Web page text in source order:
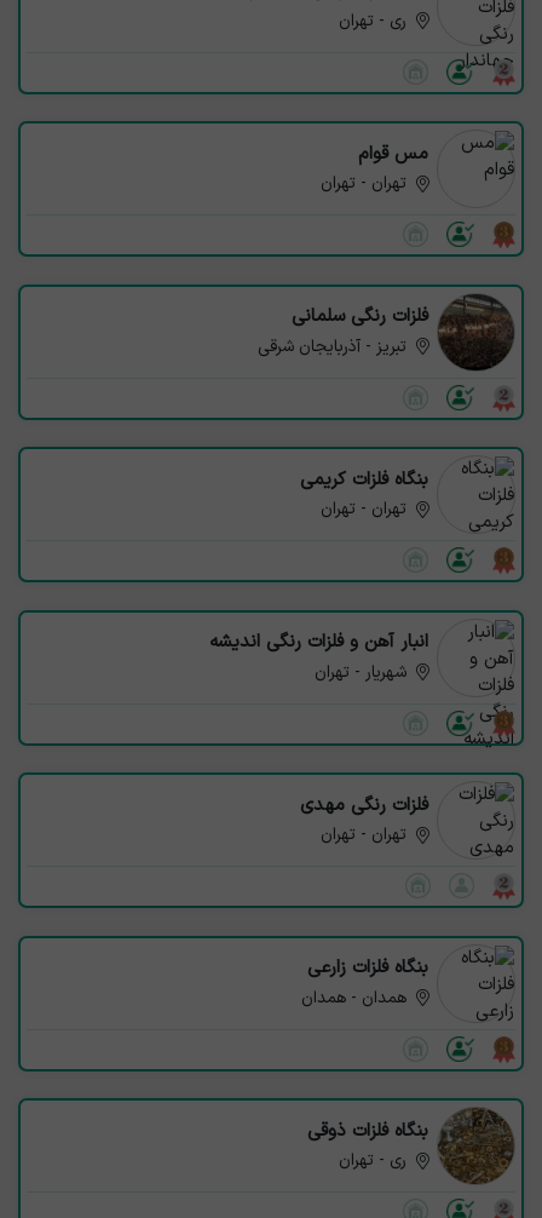
ری - تهران
مس قوام
تهران - تهران
فلزات رنگی سلمانی
تبریز - آذربایجان شرقی
بنگاه فلزات کریمی
تهران - تهران
انبار آهن و فلزات رنگی اندیشه
شهریار - تهران
فلزات رنگی مهدی
تهران - تهران
بنگاه فلزات زارعی
همدان - همدان
بنگاه فلزات ذوقی
ری - تهران